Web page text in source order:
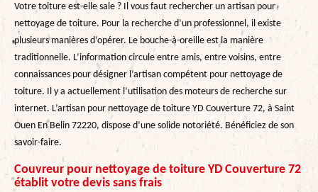
Votre toiture est-elle sale ? Il vous faut rechercher un artisan pour
nettoyage de toiture. Pour la recherche d’un professionnel, il existe
plusieurs manières d’opérer. Le bouche-à-oreille est la manière
traditionnelle. L’information circule entre amis, entre voisins, entre
connaissances pour désigner l’artisan compétent pour nettoyage de
toiture. Il y a actuellement l’utilisation des moteurs de recherche sur
internet. L’artisan pour nettoyage de toiture YD Couverture 72, à Saint
Ouen En Belin 72220, dispose d’une solide notoriété. Bénéficiez de son
savoir-faire.
Couvreur pour nettoyage de toiture YD Couverture 72
établit votre devis sans frais